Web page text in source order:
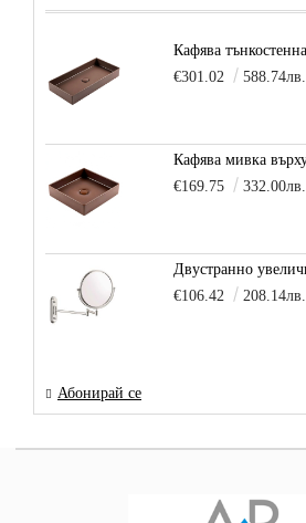
€301.02
588.74лв.
€169.75
332.00лв.
€106.42
208.14лв.
Абонирай се